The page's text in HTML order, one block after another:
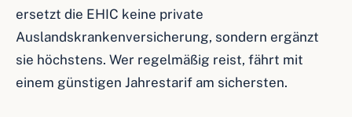
ersetzt die EHIC keine private
Auslandskrankenversicherung, sondern ergänzt
sie höchstens. Wer regelmäßig reist, fährt mit
einem günstigen Jahrestarif am sichersten.